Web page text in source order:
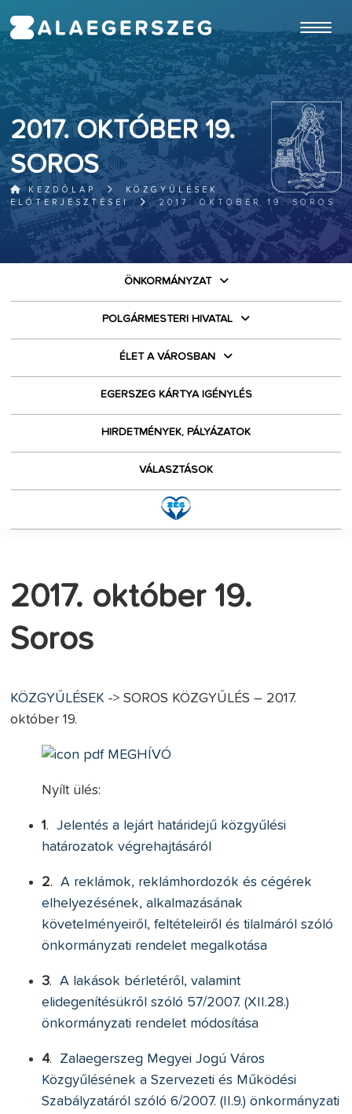
2017. OKTÓBER 19.
SOROS
KEZDŐLAP
KÖZGYŰLÉSEK
ELŐTERJESZTÉSEI
2017. OKTÓBER 19. SOROS
ÖNKORMÁNYZAT
POLGÁRMESTERI HIVATAL
ÉLET A VÁROSBAN
EGERSZEG KÁRTYA IGÉNYLÉS
HIRDETMÉNYEK, PÁLYÁZATOK
VÁLASZTÁSOK
2017. október 19.
Soros
KÖZGYŰLÉSEK -> SOROS KÖZGYŰLÉS – 2017.
október 19.
MEGHÍVÓ
Nyílt ülés:
1.
Jelentés a lejárt határidejű közgyűlési
határozatok végrehajtásáról
2.
A reklámok, reklámhordozók és cégérek
elhelyezésének, alkalmazásának
követelményeiről, feltételeiről és tilalmáról szóló
önkormányzati rendelet megalkotása
3.
A lakások bérletéről, valamint
elidegenítésükről szóló 57/2007. (XII.28.)
önkormányzati rendelet módosítása
4.
Zalaegerszeg Megyei Jogú Város
Közgyűlésének a Szervezeti és Működési
Szabályzatáról szóló 6/2007. (II.9.) önkormányzati